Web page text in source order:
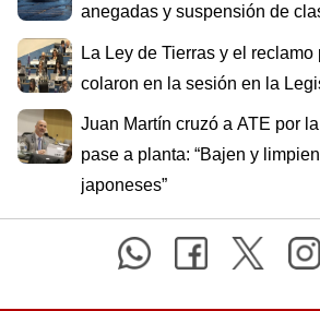
anegadas y suspensión de
La Ley de Tierras y el
colaron en la sesión en la
Juan Martín cruzó a ATE por
pase a planta: “Bajen y
japoneses”